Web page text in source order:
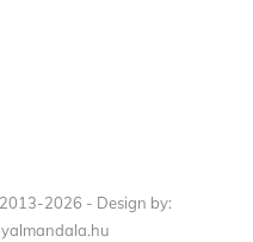
2026 - Design by: